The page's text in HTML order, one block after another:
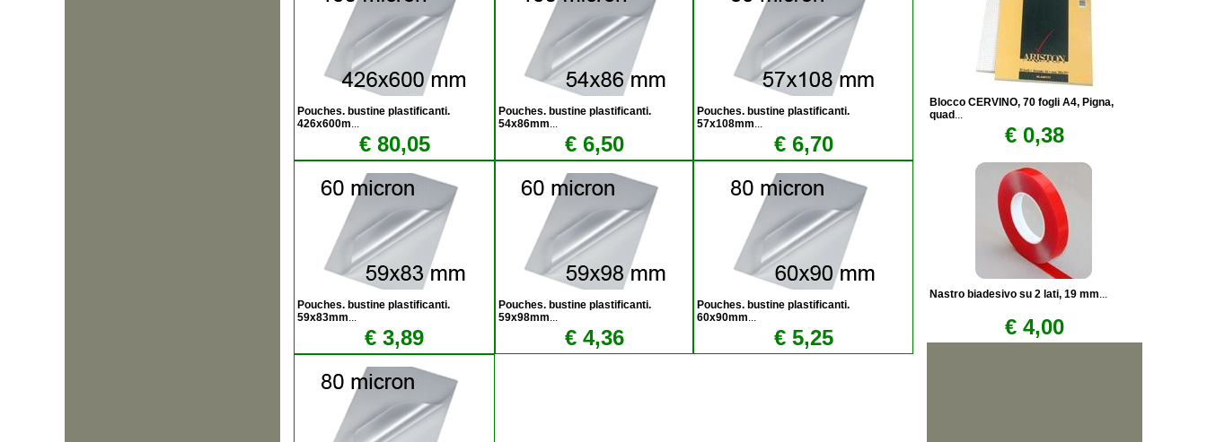
Pouches. bustine plastificanti.
426x600m...
€ 80,05
Pouches. bustine plastificanti.
54x86mm...
€ 6,50
Pouches. bustine plastificanti.
57x108mm...
€ 6,70
Pouches. bustine plastificanti.
59x83mm...
€ 3,89
Pouches. bustine plastificanti.
59x98mm...
€ 4,36
Pouches. bustine plastificanti.
60x90mm...
€ 5,25
Blocco CERVINO, 70 fogli A4, Pigna,
quad ...
€ 0,38
Nastro biadesivo su 2 lati, 19 mm...
€ 4,00